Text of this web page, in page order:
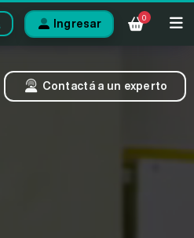
Ingresar
0
Contactá a un experto